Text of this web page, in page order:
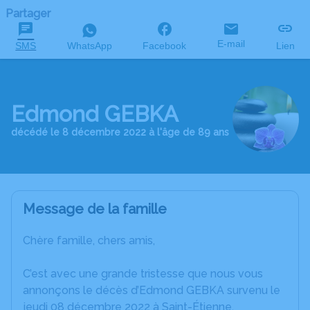
Partager
SMS WhatsApp Facebook E-mail Lien
Edmond GEBKA
décédé le 8 décembre 2022 à l'âge de 89 ans
Message de la famille
Chère famille, chers amis,
C’est avec une grande tristesse que nous vous
annonçons le décès d’Edmond GEBKA survenu le
jeudi 08 décembre 2022 à Saint-Étienne.